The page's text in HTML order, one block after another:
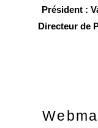
Président :
Directeur de